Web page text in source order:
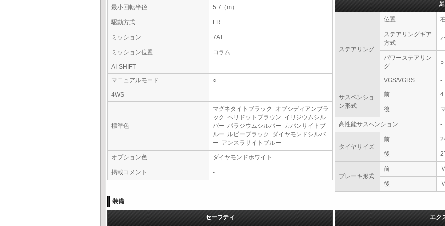
最小回転半径 5.7（m）
駆動方式 FR
ミッション 7AT
ミッション位置 コラム
AI-SHIFT
-
マニュアルモード
○
4WS -
標準色
マグネタイトブラック オブシディアンブラ
ック ペリドットブラウン イリジウムシル
バー パラジウムシルバー カバンサイトブ
ルー ルビーブラック ダイヤモンドシルバ
ー アンスラサイトブルー
オプション色 ダイヤモンドホワイト
掲載コメント -
ステアリング
位置
ステアリングギア
方式
パワーステアリン
グ
○
VGS/VGRS -
サスペンショ
ン形式
前 4
後
高性能サスペンション -
タイヤサイズ
前
後
ブレーキ形式
前
後
装備
セーフティ エク